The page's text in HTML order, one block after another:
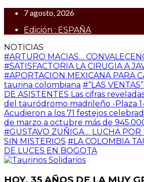
7 agosto, 2026
Edición : ESPAÑA
NOTICIAS
#ARTURO MACIAS…
#SATISFACTORIA LA CIRUGIA A
#APORTACION MEXICANA PARA
taurina colombiana #“LAS
DE ASISTENTES Las cifras
del tauródromo madrileño -Plaza
Acudieron a los 71 festejos
de marzo a octubre más de
#GUSTAVO ZUÑIGA… LUCHA POR
SIN MISTERIOS #LA COLOMBIA
DE LUCES EN BOGOTA
HOY, 35 AÑOS DE LA MUY